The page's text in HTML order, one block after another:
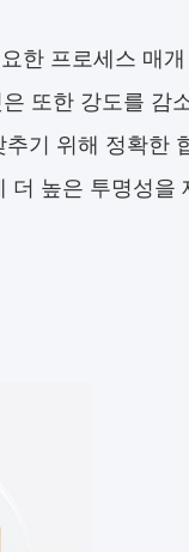
한 프로세스 매
또한 강도를 감
기 위해 정확한
높은 투명성을